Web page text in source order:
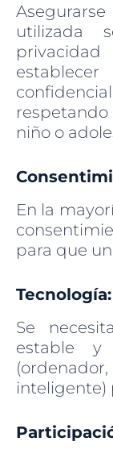
utilizada
niño o
En la
para que
Tecnología:
Se
estable y
inteligente)